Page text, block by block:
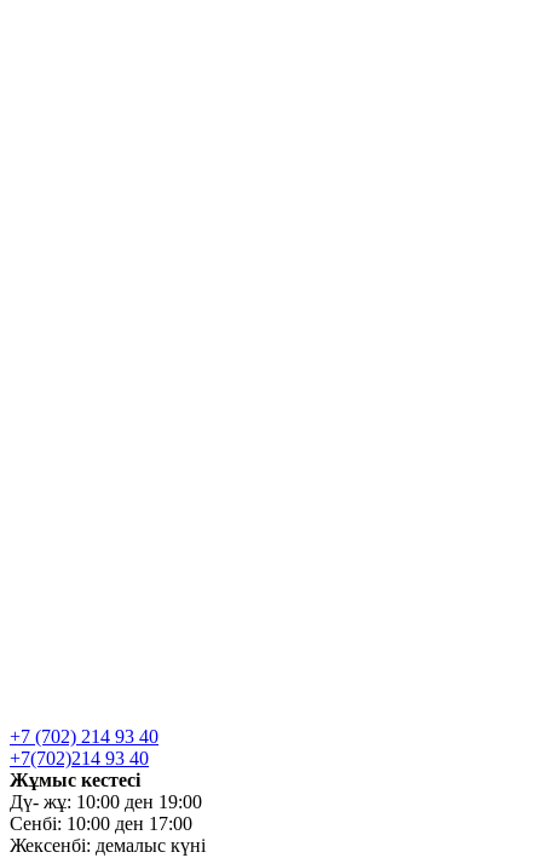
+7 (702) 214 93 40
+7(702)214 93 40
Жұмыс кестесі
Дү- жұ: 10:00 ден 19:00
Сенбі: 10:00 ден 17:00
Жексенбі: демалыс күні